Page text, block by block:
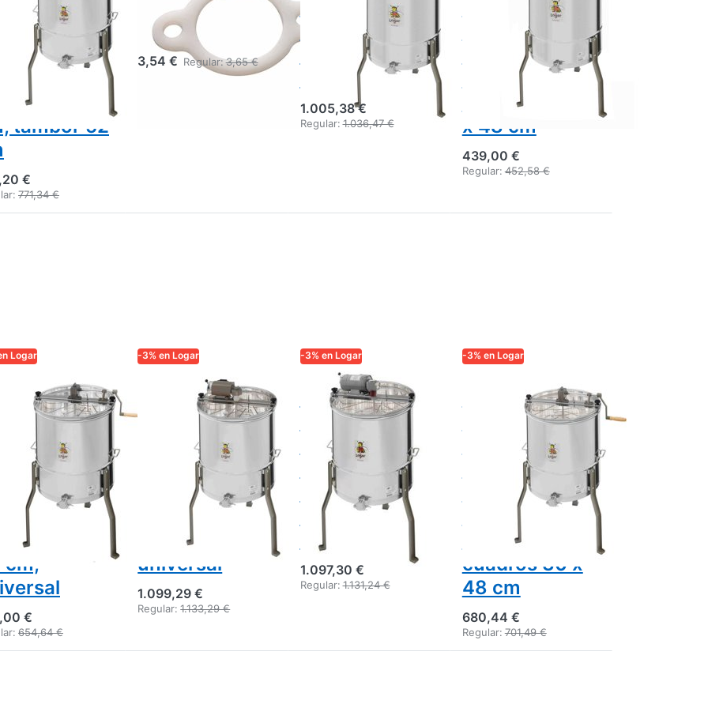
4
sin eje
30x48
tambor 52
€
771,34 €
art. 7742 de
plástico
3,54 € Regular:3,65 €
cuadros con
motor,
26,5x48,
tambor 40 cm
1.005,38 €
Regular: 1.036,47 €
accionamiento
manual, cuba
40 cm, para
cuadros 26,5
x 48 cm
439,00 €
Regular: 452,58 €
Logar
de 3
cuba
cm,
37 x
cm,
€
654,64 €
-3% en Logar
LOGAR TRADE
Extractora
Logar para 3
cuadros,
motor 110 W,
depósito 52
cm, marco 37
x 48 cm,
universal
1.099,29 €
Regular: 1.133,29 €
-3% en Logar
LOGAR TRADE
Logar
extractor 4
marcos, motor
110W,
recipiente 52
cm, marcos 30
x 48 cm
1.097,30 €
Regular: 1.131,24 €
-3% en Logar
Extractor
Logar para 4
cuadros,
accionamiento
manual,
recipiente Ø
52 cm,
cuadros 30 x
48 cm
680,44 €
Regular: 701,49 €